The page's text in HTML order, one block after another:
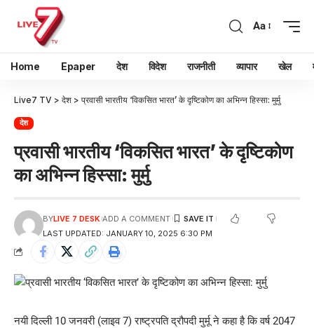
Aa
Home Epaper देश विदेश राजनीती व्यापार खेल
Live7 TV > देश > प्रवासी भारतीय ‘विकसित भारत’ के दृष्टिकोण का अभिन्न हिस्सा: मुर्मु
देश
प्रवासी भारतीय ‘विकसित भारत’ के दृष्टिकोण
का अभिन्न हिस्सा: मुर्मु
LAST UPDATED: JANUARY 10, 2025 6:30 PM
BYLIVE 7 DESK ADD A COMMENT
नयी दिल्ली 10 जनवरी (लाइव 7) राष्ट्रपति द्रौपदी मुर्मू ने कहा है कि वर्ष 2047